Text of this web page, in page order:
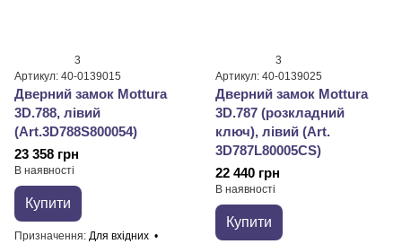
3
Артикул: 40-0139015
Дверний замок Mottura
3D.788, лівий
(Art.3D788S800054)
23 358 грн
В наявності
Купити
Призначення Для вхідних
3
Артикул: 40-0139025
Дверний замок Mottura
3D.787 (розкладний
ключ), лівий (Art.
3D787L80005CS)
22 440 грн
В наявності
Купити